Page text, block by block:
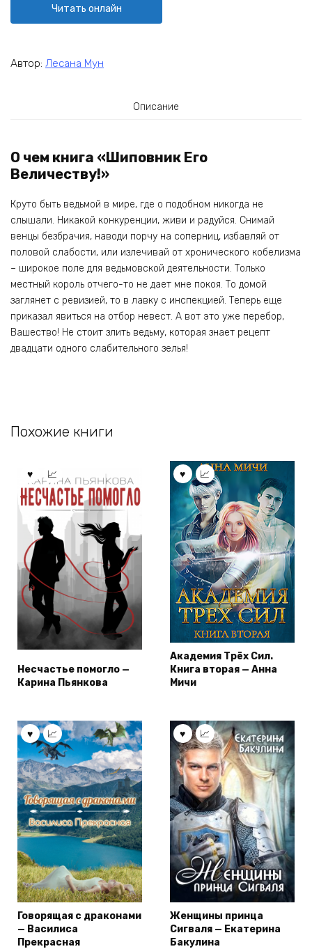
Читать онлайн
Автор: Лесана Мун
Описание
О чем книга «Шиповник Его
Величеству!»
Круто быть ведьмой в мире, где о подобном никогда не
слышали. Никакой конкуренции, живи и радуйся. Снимай
венцы безбрачия, наводи порчу на соперниц, избавляй от
половой слабости, или излечивай от хронического кобелизма
– широкое поле для ведьмовской деятельности. Только
местный король отчего-то не дает мне покоя. То домой
заглянет с ревизией, то в лавку с инспекцией. Теперь еще
приказал явиться на отбор невест. А вот это уже перебор,
Вашество! Не стоит злить ведьму, которая знает рецепт
двадцати одного слабительного зелья!
Похожие книги
Несчастье помогло —
Карина Пьянкова
Академия Трёх Сил.
Книга вторая — Анна
Мичи
Говорящая с драконами
— Василиса
Прекрасная
Женщины принца
Сигваля — Екатерина
Бакулина